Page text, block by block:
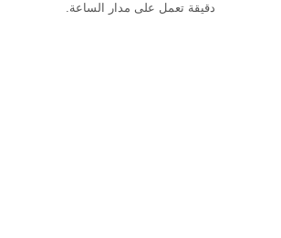
دقيقة تعمل على مدار الساعة.